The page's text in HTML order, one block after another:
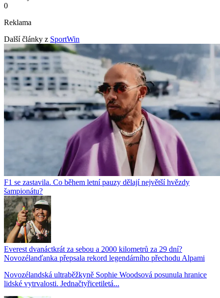
0
Reklama
Další články z SportWin
F1 se zastavila. Co během letní pauzy dělají největší hvězdy
šampionátu?
Everest dvanáctkrát za sebou a 2000 kilometrů za 29 dní?
Novozélanďanka přepsala rekord legendárního přechodu Alpami
Novozélandská ultraběžkyně Sophie Woodsová posunula hranice
lidské vytrvalosti. Jednačtyřicetiletá...